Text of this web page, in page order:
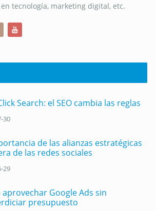
tecnología, marketing digital, etc.
Search: el SEO cambia las reglas
30
de las alianzas estratégicas
de las redes sociales
29
aprovechar Google Ads sin
presupuesto